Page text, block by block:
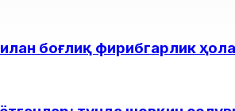
боғлиқ фирибгарлик